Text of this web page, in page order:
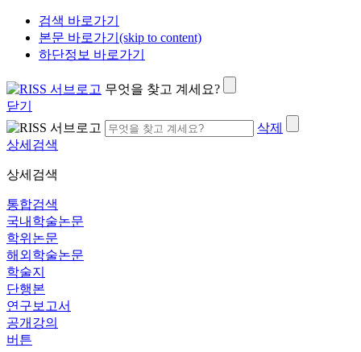
검색 바로가기
본문 바로가기(skip to content)
하단정보 바로가기
무엇을 찾고 계세요?
닫기
삭제
상세검색
상세검색
통합검색
국내학술논문
학위논문
해외학술논문
학술지
단행본
연구보고서
공개강의
버튼